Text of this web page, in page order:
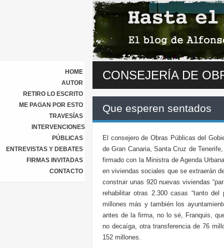
HOME
AUTOR
RETIRO LO ESCRITO
ME PAGAN POR ESTO
TRAVESÍAS
INTERVENCIONES
PÚBLICAS
ENTREVISTAS Y DEBATES
FIRMAS INVITADAS
CONTACTO
CONSEJERÍA DE
Que esperen sentados
El consejero de Obras Públicas del
de Gran Canaria, Santa Cruz de
firmado con la Ministra de Agenda
en viviendas sociales que se extraerán
construir unas 920 nuevas viviendas
rehabilitar otras 2.300 casas “tanto
millones más y también los
antes de la firma, no lo sé, Franquis,
no decaíga, otra transferencia de 76
152 millones.